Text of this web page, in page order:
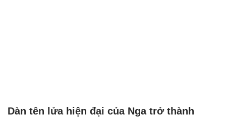
Dàn tên lửa hiện đại của Nga trở thành